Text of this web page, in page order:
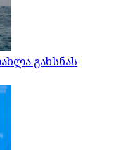
გახსნას